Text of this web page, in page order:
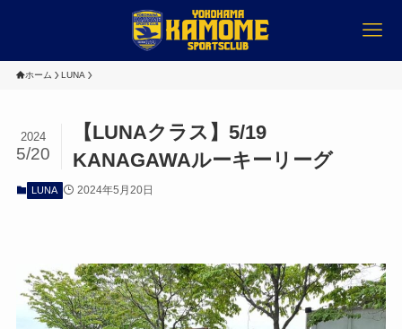
ホーム LUNA
【LUNAクラス】5/19
KANAGAWAルーキーリーグ
2024
5/20
LUNA 2024年5月20日